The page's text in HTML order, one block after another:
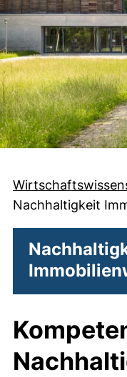
Nachhaltigkeit